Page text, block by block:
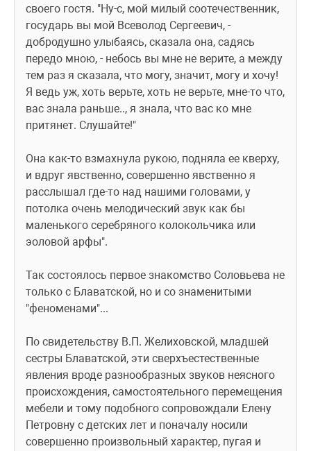
своего гостя. "Ну-с, мой милый соотечественник,
государь вы мой Всеволод Сергеевич, -
добродушно улыбаясь, сказала она, садясь
передо мною, - небось вы мне не верите, а между
тем раз я сказала, что могу, значит, могу и хочу!
Я ведь уж, хоть верьте, хоть не верьте, мне-то что,
вас знала раньше.., я знала, что вас ко мне
притянет. Слушайте!"
Она как-то взмахнула рукою, подняла ее кверху,
и вдруг явственно, совершенно явственно я
расслышал где-то над нашими головами, у
потолка очень мелодический звук как бы
маленького серебряного колокольчика или
эоловой арфы".
Так состоялось первое знакомство Соловьева не
только с Блаватской, но и со знаменитыми
"феноменами"...
По свидетельству В.П. Желиховской, младшей
сестры Блаватской, эти сверхъестественные
явления вроде разнообразных звуков неясного
происхождения, самостоятельного перемещения
мебели и тому подобного сопровождали Елену
Петровну с детских лет и поначалу носили
совершенно произвольный характер, пугая и